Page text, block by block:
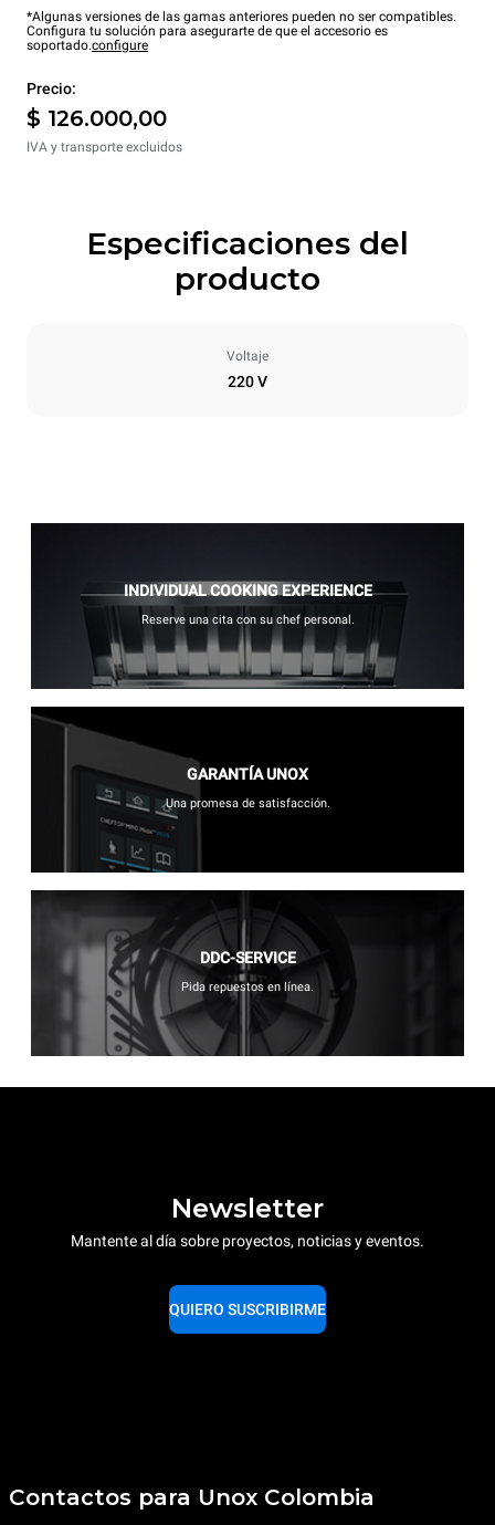
*Algunas versiones de las gamas anteriores pueden no ser compatibles.
Configura tu solución para asegurarte de que el accesorio es
soportado.configure
Precio:
$ 126.000,00
IVA y transporte excluidos
Especificaciones del
producto
Voltaje
220 V
INDIVIDUAL COOKING EXPERIENCE
Reserve una cita con su chef personal.
GARANTÍA UNOX
Una promesa de satisfacción.
DDC-SERVICE
Pida repuestos en línea.
Newsletter
Mantente al día sobre proyectos, noticias y eventos.
QUIERO SUSCRIBIRME
Contactos para Unox Colombia